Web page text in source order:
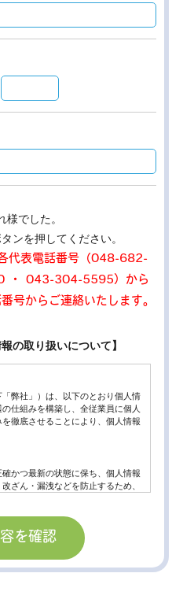
様でした。
ンを押してください。
代表電話番号（048-682-
・ 043-304-5595）から
号からご連絡いたします。
の取り扱いについて】
弊社」）は、以下のとおり個人情
仕組みを構築し、全従業員に個人
徹底させることにより、個人情報
かつ最新の状態に保ち、個人情報
ざん・漏洩などを防止するため、
は、当社からのご連絡や業務のご
電子メールや資料のご送付に利用